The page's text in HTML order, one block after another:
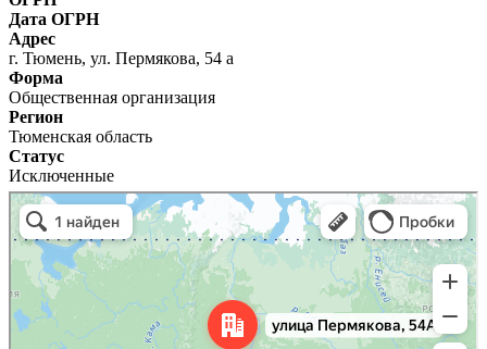
Дата ОГРН
Адрес
г. Тюмень, ул. Пермякова, 54 а
Форма
Общественная организация
Регион
Тюменская область
Статус
Исключенные